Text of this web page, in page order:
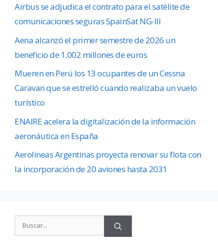
Airbus se adjudica el contrato para el satélite de
comunicaciones seguras SpainSat NG-III
Aena alcanzó el primer semestre de 2026 un
beneficio de 1.002 millones de euros
Mueren en Perú los 13 ocupantes de un Cessna
Caravan que se estrelló cuando realizaba un vuelo
turístico
ENAIRE acelera la digitalización de la información
aeronáutica en España
Aerolíneas Argentinas proyecta renovar su flota con
la incorporación de 20 aviones hasta 2031